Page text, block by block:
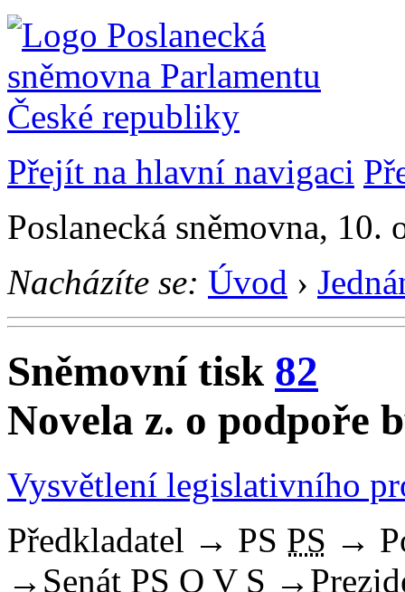
Přejít na hlavní navigaci
Poslanecká sněmovna, 10.
Nacházíte se: Úvod ›
Sněmovní tisk 82
Novela z. o podpoře
Vysvětlení legislativního
Předkladatel → PS PS →
→ Senát PS O V S →